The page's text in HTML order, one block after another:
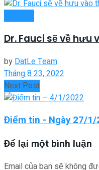
Dr. Fauci sẽ về hưu
by DatLe Team
Tháng 8 23, 2022
Next Post
Điểm tin - Ngày 27/
Để lại một bình luận
Email của bạn sẽ không